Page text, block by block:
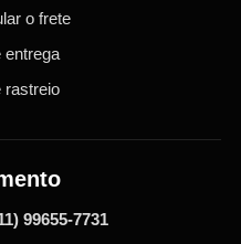
o frete
entrega
rastreio
99655-7731